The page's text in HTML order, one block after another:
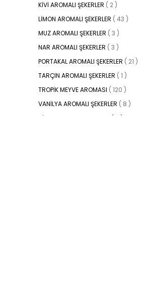
KİVİ AROMALI ŞEKERLER ( 2 )
LİMON AROMALI ŞEKERLER ( 43 )
MUZ AROMALI ŞEKERLER ( 3 )
NAR AROMALI ŞEKERLER ( 3 )
PORTAKAL AROMALI ŞEKERLER ( 21 )
TARÇIN AROMALI ŞEKERLER ( 1 )
TROPİK MEYVE AROMASI ( 120 )
VANİLYA AROMALI ŞEKERLER ( 8 )
VİŞNE AROMALI ŞEKERLER
(
)